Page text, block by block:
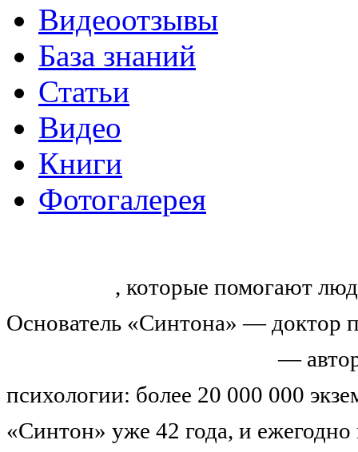
Видеоотзывы
База знаний
Статьи
Видео
Книги
Фотогалерея
, которые помогают
Основатель «Синтона» — доктор
—
психологии: более 20 000 000
«Синтон» уже 42 года, и